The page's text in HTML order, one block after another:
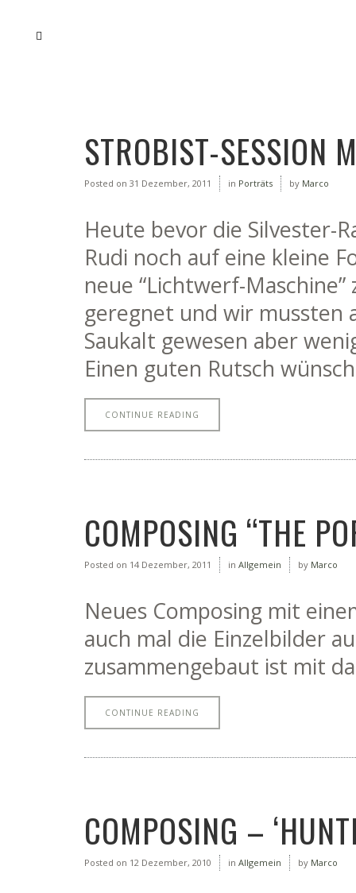
STROBIST-SESSION
Posted on 31 Dezember, 2011 in Porträts by Marco
Heute bevor die Silvester-
Rudi noch auf eine kleine
neue “Lichtwerf-
geregnet und wir mussten
Saukalt gewesen aber
Einen guten Rutsch
CONTINUE READING
COMPOSING “THE
Posted on 14 Dezember, 2011 in Allgemein by Marco
Neues Composing mit
auch mal die Einzelbilder
zusammengebaut ist mit
CONTINUE READING
COMPOSING –
Posted on 12 Dezember, 2010 in Allgemein by Marco